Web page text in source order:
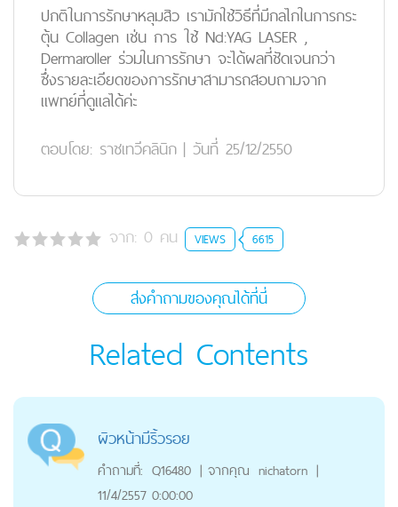
ปกติในการรักษาหลุมสิว เรามักใช้วิธีที่มีกลไกในการกระ
ตุ้น Collagen เช่น การ ใช้ Nd:YAG LASER ,
Dermaroller ร่วมในการรักษา จะได้ผลที่ชัดเจนกว่า
ซึ่งรายละเอียดของการรักษาสามารถสอบถามจาก
แพทย์ที่ดูแลได้ค่ะ
ตอบโดย: ราชเทวีคลินิก | วันที่ 25/12/2550
จาก: 0 คน VIEWS 6615
ส่งคำถามของคุณได้ที่นี่
Related Contents
ผิวหน้ามีริ้วรอย
คำถามที่: Q16480 | จากคุณ nichatorn |
11/4/2557 0:00:00